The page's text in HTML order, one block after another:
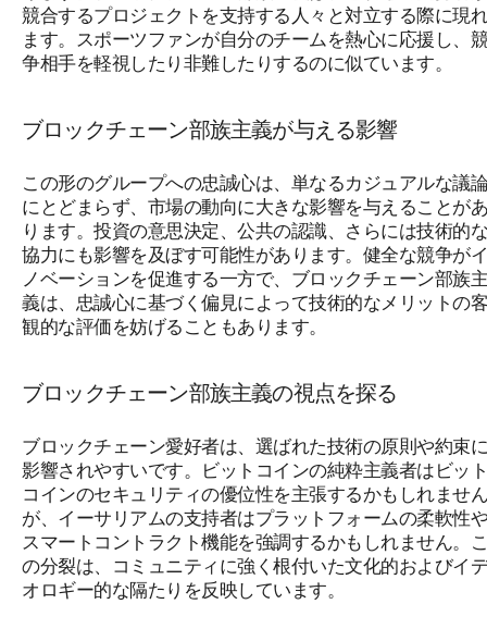
競合するプロジェクトを支持する人々と対立する際に現れ
ます。スポーツファンが自分のチームを熱心に応援し、競
争相手を軽視したり非難したりするのに似ています。
ブロックチェーン部族主義が与える影響
この形のグループへの忠誠心は、単なるカジュアルな議論
にとどまらず、市場の動向に大きな影響を与えることがあ
ります。投資の意思決定、公共の認識、さらには技術的な
協力にも影響を及ぼす可能性があります。健全な競争がイ
ノベーションを促進する一方で、ブロックチェーン部族主
義は、忠誠心に基づく偏見によって技術的なメリットの客
観的な評価を妨げることもあります。
ブロックチェーン部族主義の視点を探る
ブロックチェーン愛好者は、選ばれた技術の原則や約束に
影響されやすいです。ビットコインの純粋主義者はビット
コインのセキュリティの優位性を主張するかもしれません
が、イーサリアムの支持者はプラットフォームの柔軟性や
スマートコントラクト機能を強調するかもしれません。こ
の分裂は、コミュニティに強く根付いた文化的およびイデ
オロギー的な隔たりを反映しています。